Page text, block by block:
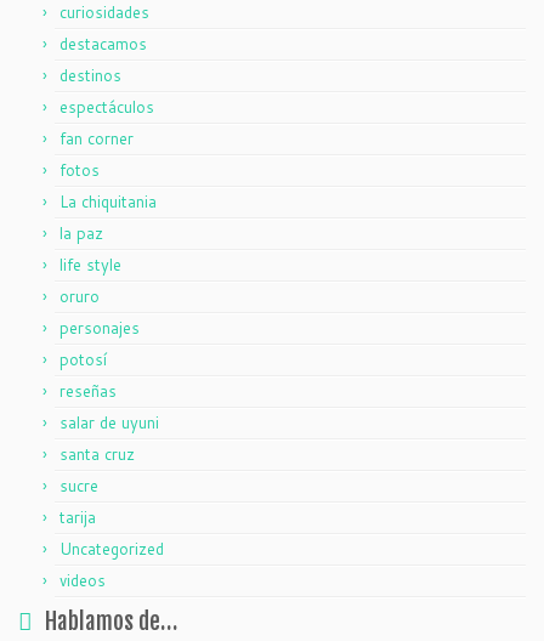
curiosidades
destacamos
destinos
espectáculos
fan corner
fotos
La chiquitania
la paz
life style
oruro
personajes
potosí
reseñas
salar de uyuni
santa cruz
sucre
tarija
Uncategorized
videos
Hablamos de…